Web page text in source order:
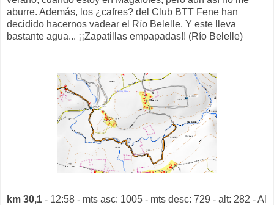
aburre. Además, los ¿cafres? del Club BTT Fene han
decidido hacernos vadear el Río Belelle. Y este lleva
bastante agua... ¡¡Zapatillas empapadas!! (Río Belelle)
km 30,1 - 12:58 - mts asc: 1005 - mts desc: 729 - alt: 282 - Al